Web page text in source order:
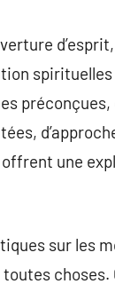
préconçues,
une
sur les